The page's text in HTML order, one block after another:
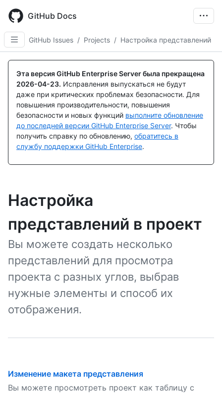
main
content
GitHub Docs
GitHub Issues / Projects / Настройка представлений
Эта версия GitHub Enterprise Server была прекращена
2026-04-23. Исправления выпускаться не будут
даже при критических проблемах безопасности. Для
повышения производительности, повышения
безопасности и новых функций выполните обновление
до последней версии GitHub Enterprise Server. Чтобы
получить справку по обновлению, обратитесь в
службу поддержки GitHub Enterprise.
Настройка
представлений в проект
Вы можете создать несколько
представлений для просмотра
проекта с разных углов, выбрав
нужные элементы и способ их
отображения.
Изменение макета представления
Вы можете просмотреть проект как таблицу с